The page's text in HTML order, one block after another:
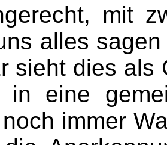
mit
alles
sieht dies als
in eine
immer